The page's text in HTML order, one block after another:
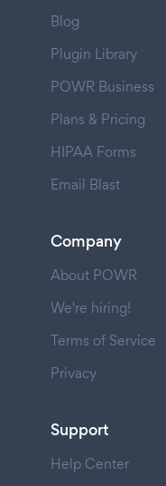
Blog
Plugin Library
POWR Business
Plans & Pricing
HIPAA Forms
Email Blast
Company
About POWR
We're hiring!
Terms of Service
Privacy
Support
Help Center